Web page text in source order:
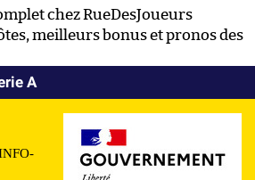
chez RueDesJoueurs
meilleurs bonus et pronos des
A